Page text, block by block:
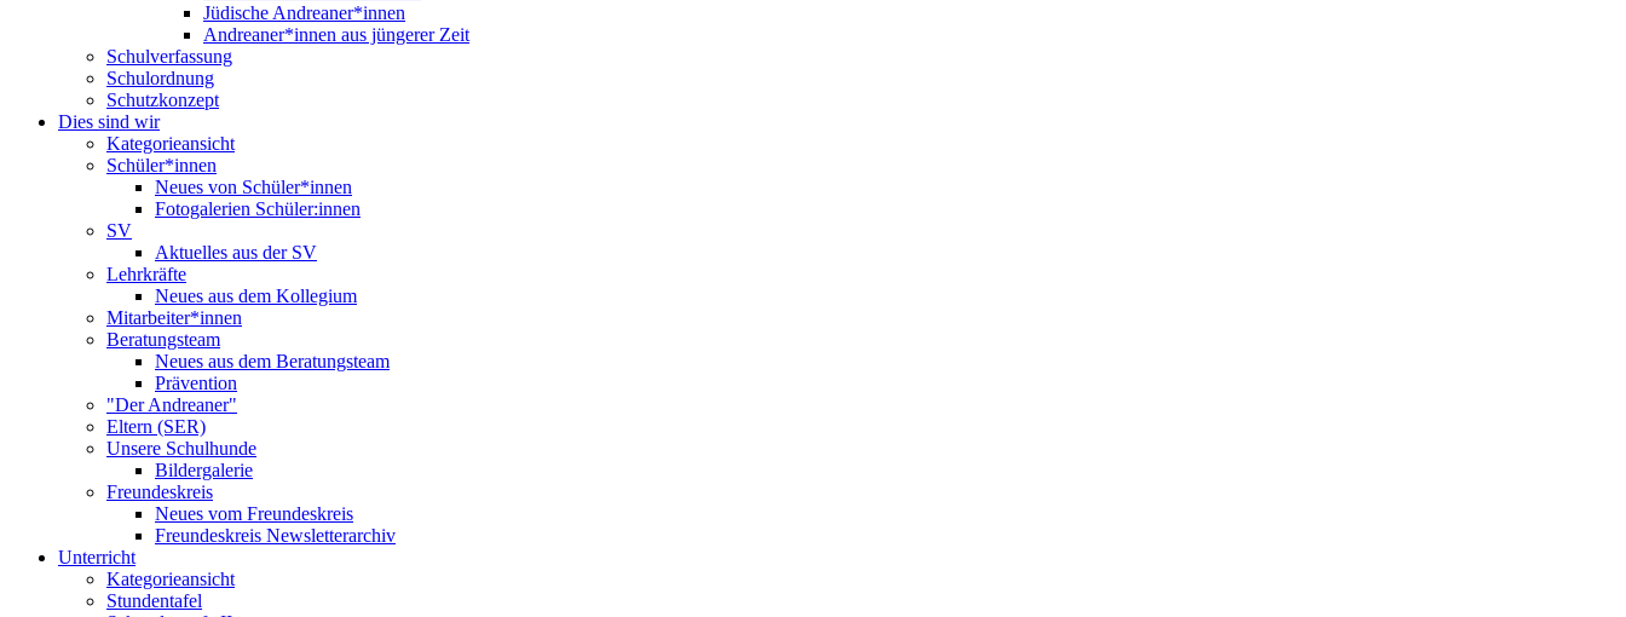
Jüdische Andreaner*innen
Andreaner*innen aus jüngerer Zeit
Schulverfassung
Schulordnung
Schutzkonzept
Dies sind wir
Kategorieansicht
Schüler*innen
Neues von Schüler*innen
Fotogalerien Schüler:innen
SV
Aktuelles aus der SV
Lehrkräfte
Neues aus dem Kollegium
Mitarbeiter*innen
Beratungsteam
Neues aus dem Beratungsteam
Prävention
"Der Andreaner"
Eltern (SER)
Unsere Schulhunde
Bildergalerie
Freundeskreis
Neues vom Freundeskreis
Freundeskreis Newsletterarchiv
Unterricht
Kategorieansicht
Stundentafel